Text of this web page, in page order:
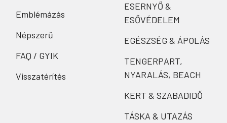
Emblémázás
Népszerű
FAQ / GYIK
Visszatérítés
ESERNYŐ &
ESŐVÉDELEM
EGÉSZSÉG & ÁPOLÁS
TENGERPART,
NYARALÁS, BEACH
KERT & SZABADIDŐ
TÁSKA & UTAZÁS